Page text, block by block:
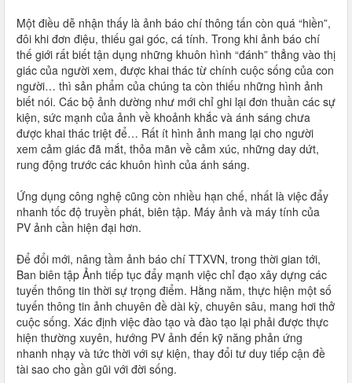
Một điều dễ nhận thấy là ảnh báo chí thông tấn còn quá “hiền”,
đôi khi đơn điệu, thiếu gai góc, cá tính. Trong khi ảnh báo chí
thế giới rất biết tận dụng những khuôn hình “đánh” thẳng vào thị
giác của người xem, được khai thác từ chính cuộc sống của con
người… thì sản phẩm của chúng ta còn thiếu những hình ảnh
biết nói. Các bộ ảnh dường như mới chỉ ghi lại đơn thuần các sự
kiện, sức mạnh của ảnh về khoảnh khắc và ánh sáng chưa
được khai thác triệt để… Rất ít hình ảnh mang lại cho người
xem cảm giác đã mắt, thỏa mãn về cảm xúc, những day dứt,
rung động trước các khuôn hình của ánh sáng.
Ứng dụng công nghệ cũng còn nhiều hạn chế, nhất là việc đẩy
nhanh tốc độ truyền phát, biên tập. Máy ảnh và máy tính của
PV ảnh cần hiện đại hơn.
Để đổi mới, nâng tầm ảnh báo chí TTXVN, trong thời gian tới,
Ban biên tập Ảnh tiếp tục đẩy mạnh việc chỉ đạo xây dựng các
tuyến thông tin thời sự trọng điểm. Hằng năm, thực hiện một số
tuyến thông tin ảnh chuyên đề dài kỳ, chuyên sâu, mang hơi thở
cuộc sống. Xác định việc đào tạo và đào tạo lại phải được thực
hiện thường xuyên, hướng PV ảnh đến kỹ năng phản ứng
nhanh nhạy và tức thời với sự kiện, thay đổi tư duy tiếp cận đề
tài sao cho gần gũi với đời sống.